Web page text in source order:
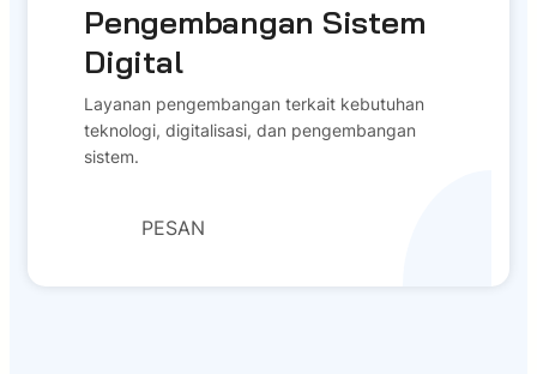
Pengembangan Sistem
Digital
Layanan pengembangan terkait kebutuhan
teknologi, digitalisasi, dan pengembangan
sistem.
PESAN